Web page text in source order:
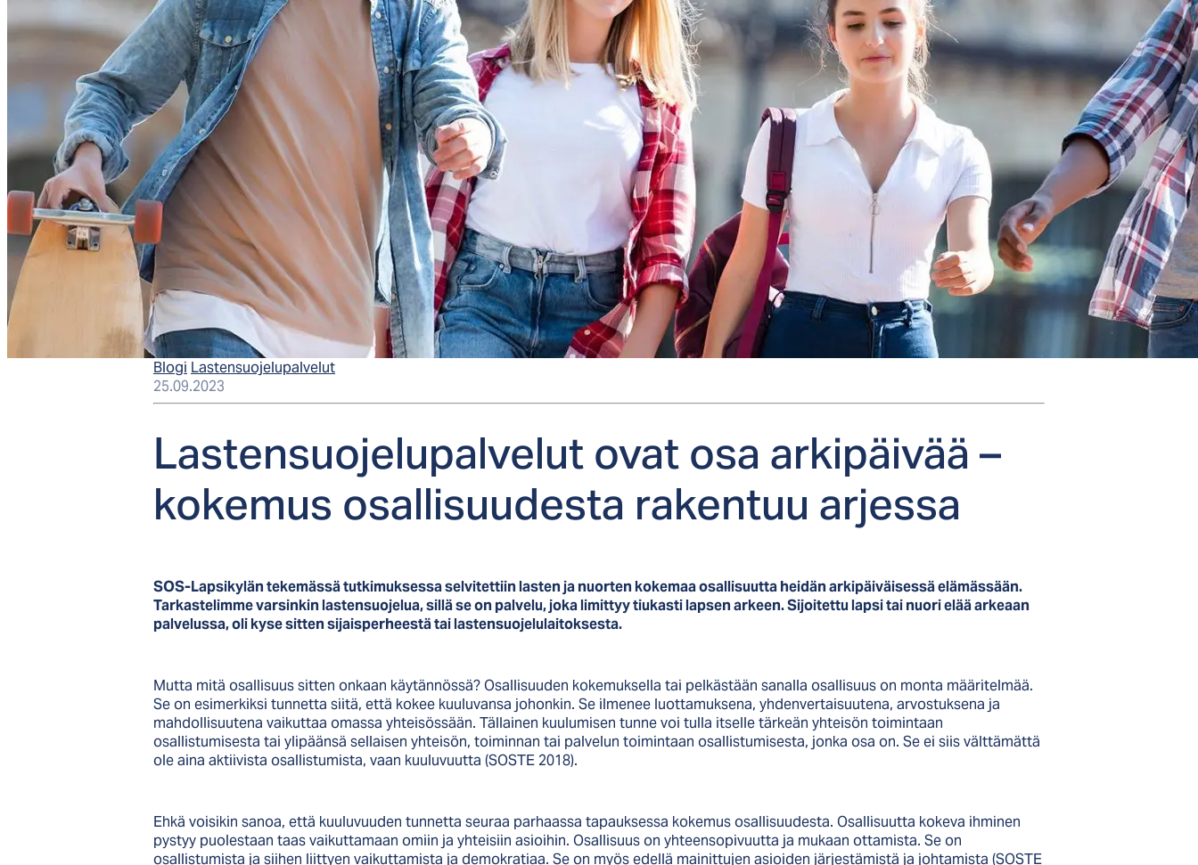
Blogi Lastensuojelupalvelut
25.09.2023
Las­ten­suo­je­lu­pal­ve­lut ovat osa ar­ki­päi­vää –
ko­ke­mus osal­li­suu­des­ta ra­ken­tuu ar­jes­sa
SOS-Lapsikylän tekemässä tutkimuksessa selvitettiin lasten ja nuorten kokemaa osallisuutta heidän arkipäiväisessä elämässään.
Tarkastelimme varsinkin lastensuojelua, sillä se on palvelu, joka limittyy tiukasti lapsen arkeen. Sijoitettu lapsi tai nuori elää arkeaan
palvelussa, oli kyse sitten sijaisperheestä tai lastensuojelulaitoksesta.
Mutta mitä osallisuus sitten onkaan käytännössä? Osallisuuden kokemuksella tai pelkästään sanalla osallisuus on monta määritelmää.
Se on esimerkiksi tunnetta siitä, että kokee kuuluvansa johonkin. Se ilmenee luottamuksena, yhdenvertaisuutena, arvostuksena ja
mahdollisuutena vaikuttaa omassa yhteisössään. Tällainen kuulumisen tunne voi tulla itselle tärkeän yhteisön toimintaan
osallistumisesta tai ylipäänsä sellaisen yhteisön, toiminnan tai palvelun toimintaan osallistumisesta, jonka osa on. Se ei siis välttämättä
ole aina aktiivista osallistumista, vaan kuuluvuutta (SOSTE 2018).
Ehkä voisikin sanoa, että kuuluvuuden tunnetta seuraa parhaassa tapauksessa kokemus osallisuudesta. Osallisuutta kokeva ihminen
pystyy puolestaan taas vaikuttamaan omiin ja yhteisiin asioihin. Osallisuus on yhteensopivuutta ja mukaan ottamista. Se on
osallistumista ja siihen liittyen vaikuttamista ja demokratiaa. Se on myös edellä mainittujen asioiden järjestämistä ja johtamista (SOSTE